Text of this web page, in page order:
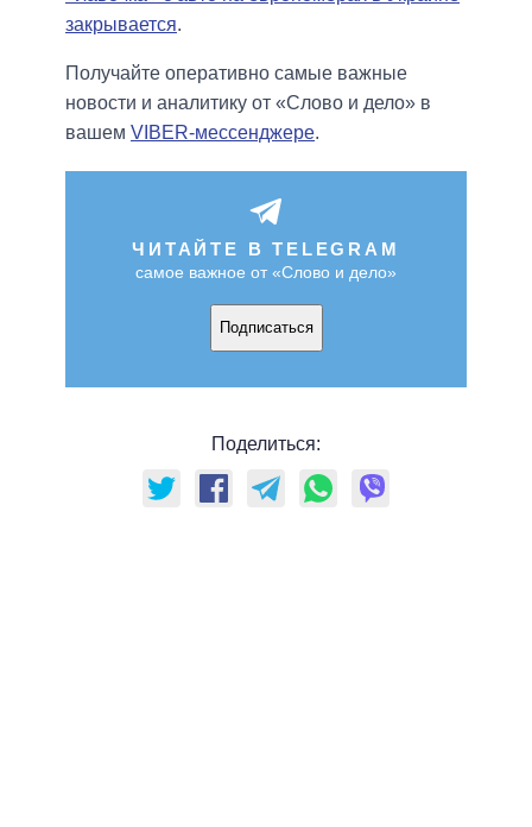
закрывается.
Получайте оперативно самые важные
новости и аналитику от «Слово и дело» в
вашем VIBER-мессенджере.
ЧИТАЙТЕ В TELEGRAM
самое важное от «Слово и дело»
Подписаться
Поделиться: